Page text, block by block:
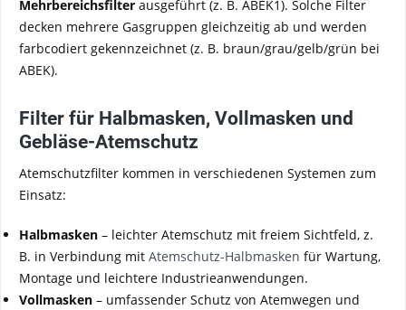
Mehrbereichsfilter ausgeführt (z. B. ABEK1). Solche Filter
decken mehrere Gasgruppen gleichzeitig ab und werden
farbcodiert gekennzeichnet (z. B. braun/grau/gelb/grün bei
ABEK).
Filter für Halbmasken, Vollmasken und
Gebläse-Atemschutz
Atemschutzfilter kommen in verschiedenen Systemen zum
Einsatz:
Halbmasken – leichter Atemschutz mit freiem Sichtfeld, z.
B. in Verbindung mit Atemschutz-Halbmasken für Wartung,
Montage und leichtere Industrieanwendungen.
Vollmasken – umfassender Schutz von Atemwegen und